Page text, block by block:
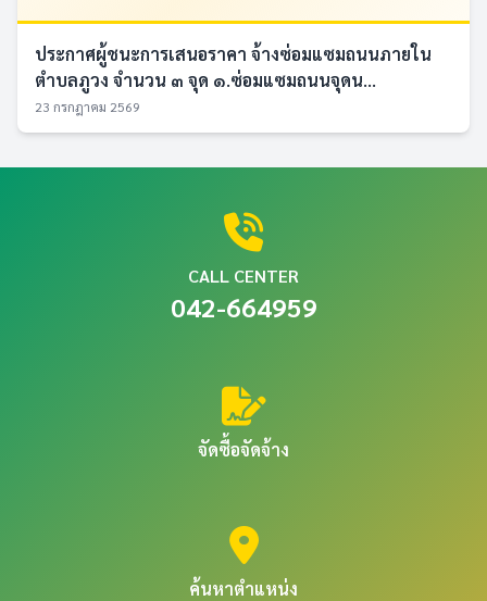
ประกาศผู้ชนะการเสนอราคา จ้างซ่อมแซมถนนภายใน
ตำบลภูวง จำนวน ๓ จุด ๑.ซ่อมแซมถนนจุดน...
23 กรกฎาคม 2569
CALL CENTER
042-664959
จัดซื้อจัดจ้าง
ค้นหาตำแหน่ง